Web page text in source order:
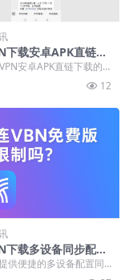
下载安卓APK直链防
安卓APK直链下载的
帮助用户识别正版文件
潜在风...
12
下载多设备同步配置
工具
供便捷的多设备配置同
案，用户可通过账号云